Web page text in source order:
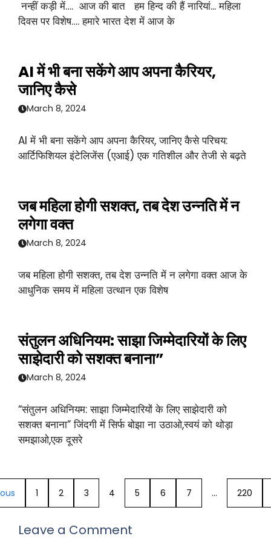
नन्हीं कड़ी में…. आज की बात हम हिन्द की हैं नारियां... महिला
दिवस पर विशेष…. हमारे भारत देश में आज के
AI में भी बना सकेंगे आप अपना कैरियर,
जानिए कैसे
March 8, 2024
AI में भी बना सकेंगे आप अपना कैरियर, जानिए कैसे परिचय:
आर्टिफिशियल इंटेलिजेंस (एआई) एक गतिशील और तेजी से बढ़ते
जब महिला होगी सशक्त, तब देश उन्नति में न
लगेगा वक्त
March 8, 2024
जब महिला होगी सशक्त, तब देश उन्नति में न लगेगा वक्त आज के
आधुनिक समय में महिला उत्थान एक विशेष
संतुलन अधिनियम: साझा जिम्मेदारियों के लिए
साझेदारी को सशक्त बनाना”
March 8, 2024
“संतुलन अधिनियम: साझा जिम्मेदारियों के लिए साझेदारी को
सशक्त बनाना” जिंदगी में सिर्फ बोझा ना उठाओ,स्वयं को थोड़ा
समझाओ,एक दूसरे
1 2 3 4 5 6 7 … 220
Leave a Comment